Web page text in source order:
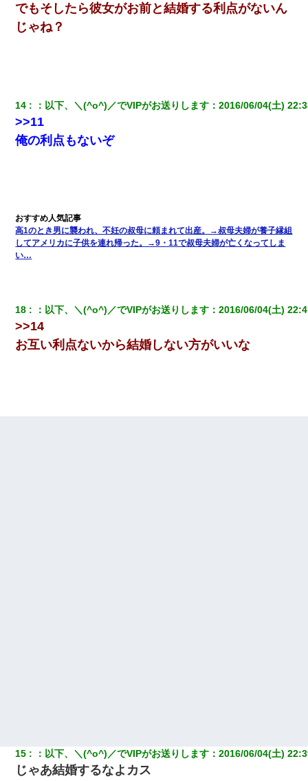
でもそしたら彼女がお前と結婚する利点がないん
じゃね？
14 ： 以下、＼(^o^)／でVIPがお送りします ：2016/06/04(土)
>>11
俺の利点もないぞ
高1のとき男に襲われ、不妊の叔母に頼まれて出産。→叔母夫婦が養子縁組
してアメリカに子供を連れ帰った。→9・11で叔母夫婦が亡くなってしま
い…
18 ： 以下、＼(^o^)／でVIPがお送りします ：2016/06/04(土)
>>14
お互い利点ないから結婚しない方がいいな
15 ： 以下、＼(^o^)／でVIPがお送りします ：2016/06/04(土)
じゃあ結婚するなよカス